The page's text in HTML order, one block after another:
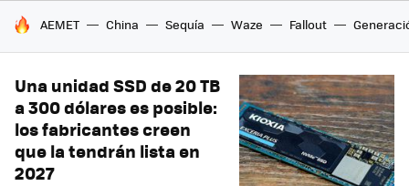
HOY SE HABLA DE
AEMET China Sequía Waze Fallout
Una unidad SSD de 20 TB
a 300 dólares es posible:
los fabricantes creen
que la tendrán lista en
2027